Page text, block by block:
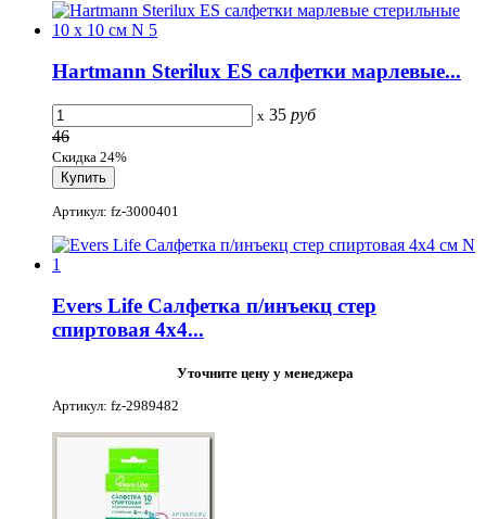
Hartmann Sterilux ES салфетки марлевые...
x 35 руб
46
Скидка 24%
Артикул: fz-3000401
Evers Life Салфетка п/инъекц стер
спиртовая 4х4...
Уточните цену у менеджера
Артикул: fz-2989482